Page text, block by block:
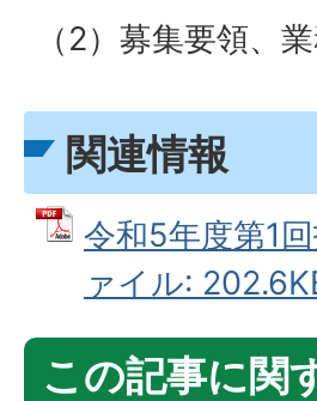
（2）募集要領、
関連情報
令和5年度第1
ァイル:
この記事に関